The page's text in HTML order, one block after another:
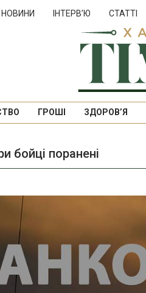
НОВИНИ ІНТЕРВ’Ю СТАТТІ
ГРОШІ ЗДОРОВ’Я
бойці поранені